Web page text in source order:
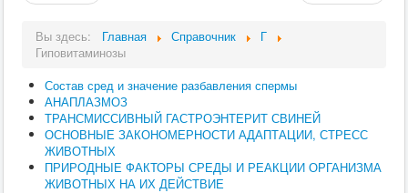
Вы здесь: Главная Справочник
Г
Гиповитаминозы
Состав сред и значение разбавления спермы
АНАПЛАЗМОЗ
ТРАНСМИССИВНЫЙ ГАСТРОЭНТЕРИТ СВИНЕЙ
ОСНОВНЫЕ ЗАКОНОМЕРНОСТИ АДАПТАЦИИ, СТРЕСС
ЖИВОТНЫХ
ПРИРОДНЫЕ ФАКТОРЫ СРЕДЫ И РЕАКЦИИ ОРГАНИЗМА
ЖИВОТНЫХ НА ИХ ДЕЙСТВИЕ